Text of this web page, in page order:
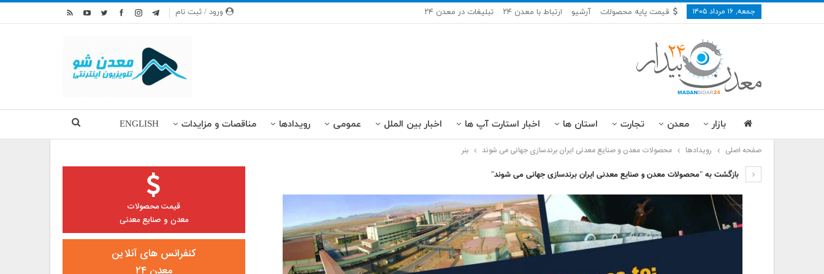
ورود / ثبت نام جمعه, ۱۶ مرداد ۱۴۰۵ قیمت پایه محصولات آرشیو ارتباط با معدن ۲۴ تبلیغات در معدن ۲۴
بازار معدن تجارت استان ها اخبار استارت آپ ها اخبار بین الملل عمومی رویدادها مناقصات و مزایدات ENGLISH
صفحه اصلی رویدادها محصولات معدن و صنایع معدنی ایران برندسازی جهانی می شوند
بنر
بازگشت به "محصولات معدن و صنایع معدنی ایران برندسازی جهانی می شوند"
قیمت محصولات
معدن و صنایع معدنی
کنفرانس های آنلاین